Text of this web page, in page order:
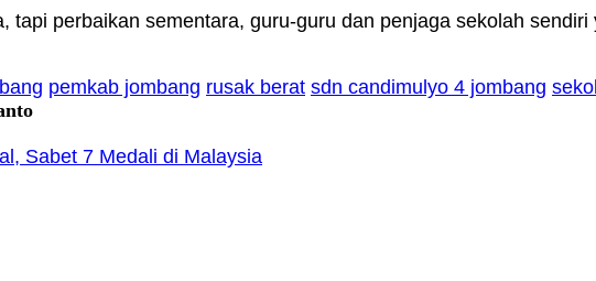
tapi perbaikan sementara, guru-guru dan penjaga sekolah
pemkab jombang rusak berat sdn candimulyo 4 jombang
Sabet 7 Medali di Malaysia